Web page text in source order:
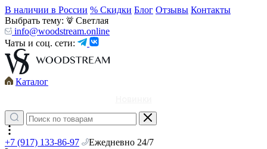
В наличии в России % Скидки Блог Отзывы Контакты
Выбрать тему:
Светлая
info@woodstream.online
Чаты и соц. сети:
Каталог
+7 (917) 133-86-97
Ежедневно 24/7